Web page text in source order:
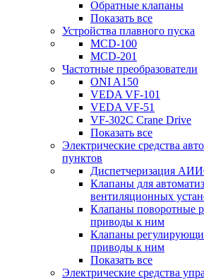
Обратные клапаны
Показать все
Устройства плавного пуска
MCD-100
MCD-201
Частотные преобразователи
ONI A150
VEDA VF-101
VEDA VF-51
VF-302C Crane Drive
Показать все
Электрические средства
пунктов
Диспетчеризация
Клапаны для
вентиляционных
Клапаны поворотные
приводы к ним
Клапаны
приводы к ним
Показать все
Электрические средства